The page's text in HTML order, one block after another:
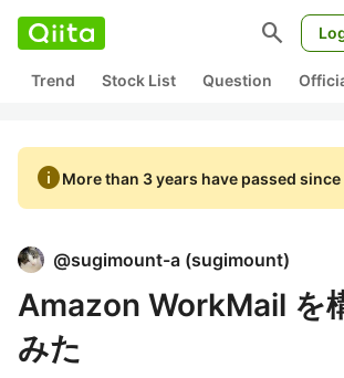
search
Trend Stock List Question
infoMore than 3 years have passed
@sugimount-a (sugimount)
Amazon WorkMail を
みた